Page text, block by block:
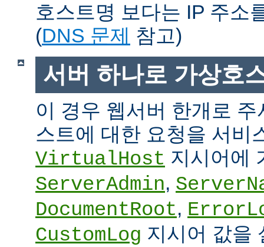
호스트명 보다는 IP 주소
(DNS 문제 참고)
서버 하나로 가상호
이 경우 웹서버 한개로
스트에 대한 요청을 서비
VirtualHost 지시어에
ServerAdmin,
DocumentRoot,
CustomLog 지시어 값을